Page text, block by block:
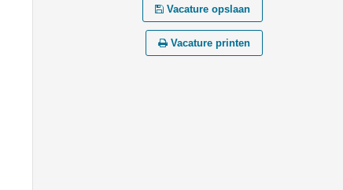
Vacature opslaan
Vacature printen